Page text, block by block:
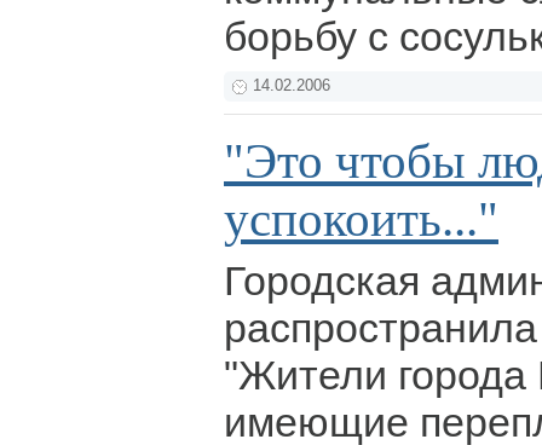
борьбу с
14.02.2006
"Это чтобы
успокоить..."
Городская
"Жители города
имеющие